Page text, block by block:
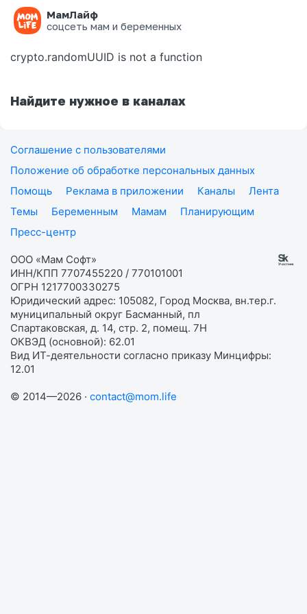
МамЛайф
соцсеть мам и беременных
Ошибка на странице
crypto.randomUUID is not a function
Найдите нужное в каналах
Соглашение с пользователями
Положение об обработке персональных данных
Помощь
Реклама в приложении Каналы
Лента
Темы
Беременным Мамам
Планирующим
Пресс-центр
ООО «Мам Софт»
ИНН/КПП 7707455220 / 770101001
ОГРН 1217700330275
Юридический адрес: 105082, Город Москва, вн.тер.г.
муниципальный округ Басманный, пл
Спартаковская, д. 14, стр. 2, помещ. 7Н
ОКВЭД (основной): 62.01
Вид ИТ-деятельности согласно приказу Минцифры:
12.01
© 2014—2026 · contact@mom.life